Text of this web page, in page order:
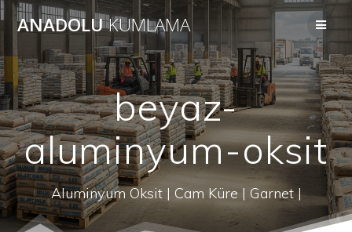
Skip
to
content
ANADOLUKUMLAMA
beyaz-
aluminyum-oksit
Aluminyum Oksit | Cam Küre | Garnet |